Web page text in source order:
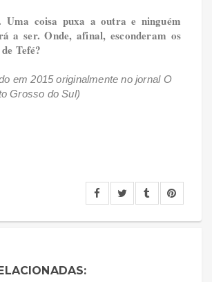
Uma coisa puxa a outra e ninguém
a ser. Onde, afinal, esconderam os
Tefé?
em 2015 originalmente no jornal O
Grosso do Sul)